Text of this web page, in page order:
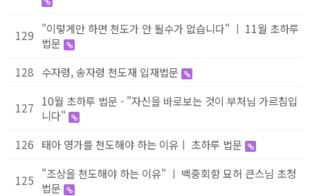
129 "이렇게만 하면 천도가 안 될수가 없습니다" ㅣ 11월 초하루
법문
128 수자령, 송자령 천도재 입재법문
127 10월 초하루 법문 - "자신을 바로보는 것이 부처님 가르침입
니다"
126 태아 영가를 천도해야 하는 이유ㅣ 초하루 법문
125 "조상을 천도해야 하는 이유" ㅣ 백중회향 묘허 큰스님 초청
법문